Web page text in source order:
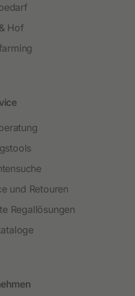
Hof
und Retouren
Regallösungen